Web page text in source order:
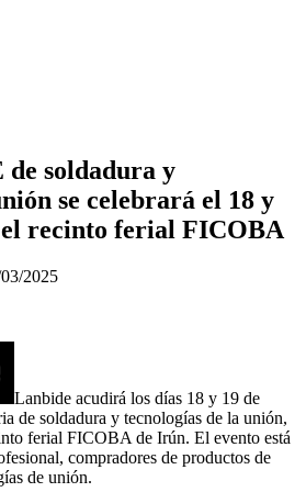
soldadura y
se celebrará el 18 y
el recinto ferial FICOBA
2025
Lanbide acudirá los días 18 y 19 de
de soldadura y tecnologías de la unión,
ferial FICOBA de Irún. El evento está
compradores de productos de
de unión.